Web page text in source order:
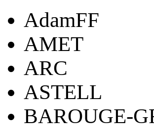
AdamFF
AMET
ARC
ASTELL
BAROUGE-